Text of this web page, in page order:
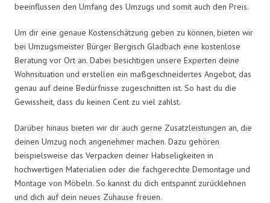
beeinflussen den Umfang des Umzugs und somit auch den Preis.
Um dir eine genaue Kostenschätzung geben zu können, bieten wir
bei Umzugsmeister Bürger Bergisch Gladbach eine kostenlose
Beratung vor Ort an. Dabei besichtigen unsere Experten deine
Wohnsituation und erstellen ein maßgeschneidertes Angebot, das
genau auf deine Bedürfnisse zugeschnitten ist. So hast du die
Gewissheit, dass du keinen Cent zu viel zahlst.
Darüber hinaus bieten wir dir auch gerne Zusatzleistungen an, die
deinen Umzug noch angenehmer machen. Dazu gehören
beispielsweise das Verpacken deiner Habseligkeiten in
hochwertigen Materialien oder die fachgerechte Demontage und
Montage von Möbeln. So kannst du dich entspannt zurücklehnen
und dich auf dein neues Zuhause freuen.